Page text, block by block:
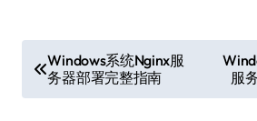
章
导
Windows系统Nginx服
务器部署完整指南
服